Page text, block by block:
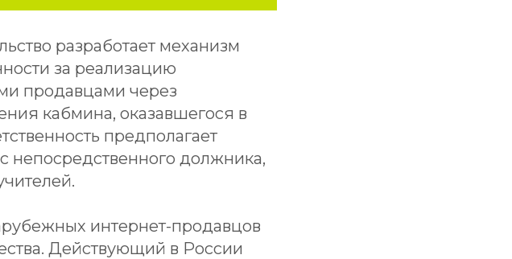
разработает механизм
за реализацию
продавцами через
кабмина, оказавшегося в
предполагает
непосредственного должника,
интернет-продавцов
Действующий в России